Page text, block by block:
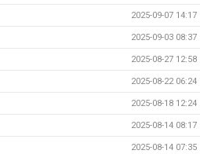
2025-09-07 14:17
2025-09-03 08:37
2025-08-27 12:58
2025-08-22 06:24
2025-08-18 12:24
2025-08-14 08:17
2025-08-14 07:35